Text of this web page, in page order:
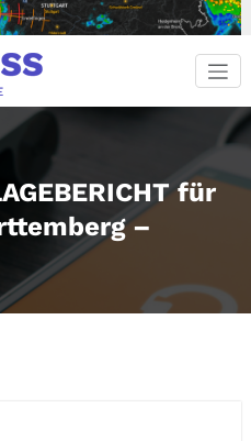
für
–